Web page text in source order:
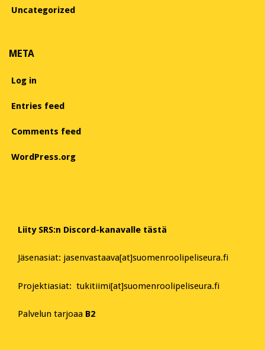
Uncategorized
META
Log in
Entries feed
Comments feed
WordPress.org
Liity SRS:n Discord-kanavalle tästä
Jäsenasiat: jasenvastaava[at]suomenroolipeliseura.fi
Projektiasiat: tukitiimi[at]suomenroolipeliseura.fi
Palvelun tarjoaa B2